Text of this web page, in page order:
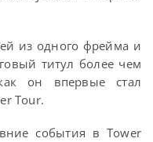
из одного фрейма и
титул более чем
он впервые стал
Tour.
события в Tower